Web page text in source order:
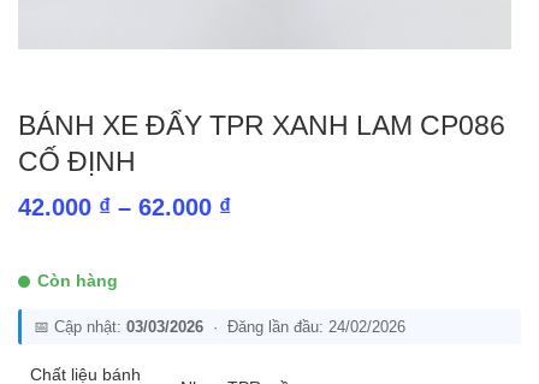
BÁNH XE ĐẨY TPR XANH LAM CP086
CỐ ĐỊNH
42.000 ₫ – 62.000 ₫Khoảng
đến
Còn hàng
📅 Cập nhật: 03/03/2026 · Đăng lần đầu: 24/02/2026
Chất liệu bánh